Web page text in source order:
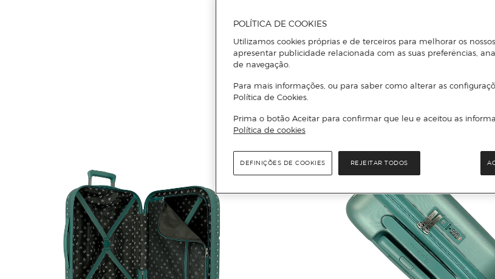
POLÍTICA DE COOKIES
Utilizamos cookies próprias e de terceiros para melhorar os
apresentar publicidade relacionada com as suas preferências,
de navegação.
Para mais informações, ou para saber como alterar as
Política de Cookies.
Prima o botão Aceitar para confirmar que leu e aceitou as
Política de cookies
REJEITAR TODOS
DEFINIÇÕES DE COOKIES